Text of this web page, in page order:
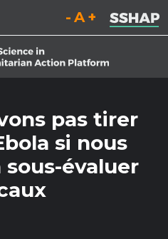
Diminuez la taille de la
Réinitialisez la
pas tirer
si nous
évaluer